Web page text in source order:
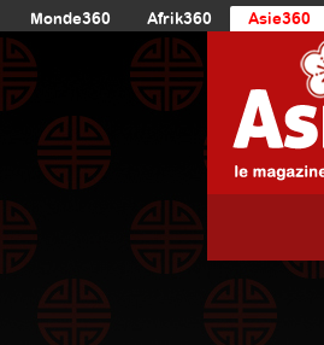
Monde360 Afrik360 Asie360